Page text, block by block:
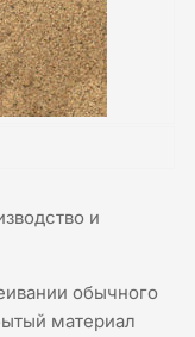
и
обычного
материал